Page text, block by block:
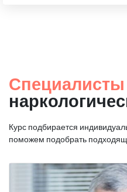
Специалисты
Курс подбирается
поможем подобрать